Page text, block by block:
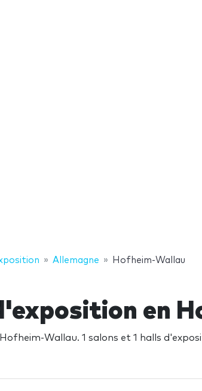
Allemagne Hofheim-Wallau
en
Wallau. 1 salons et 1 halls